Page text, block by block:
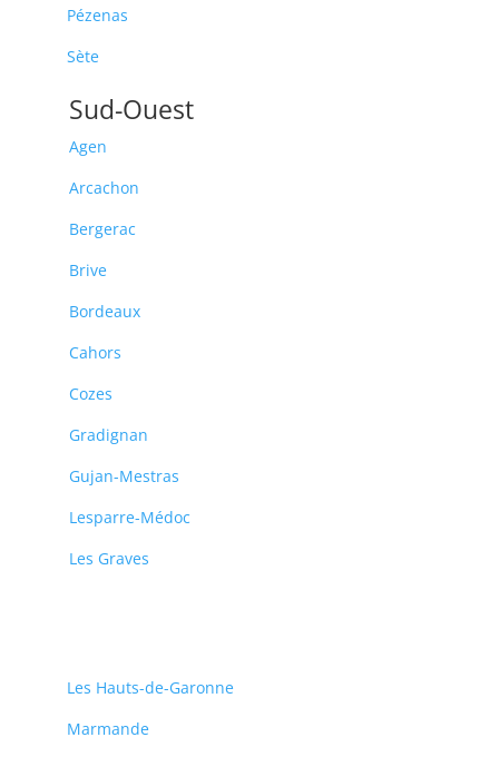
Pézenas
Sète
Sud-Ouest
Agen
Arcachon
Bergerac
Brive
Bordeaux
Cahors
Cozes
Gradignan
Gujan-Mestras
Lesparre-Médoc
Les Graves
Les Hauts-de-Garonne
Marmande